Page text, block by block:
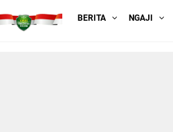
BERITA NGAJI